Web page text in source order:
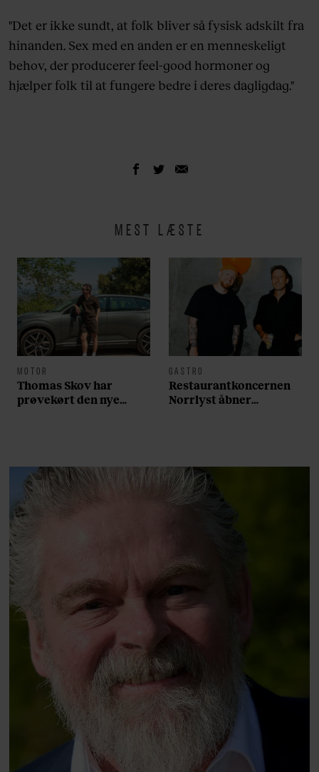
"Det er ikke sundt, at folk bliver så fysisk adskilt fra
hinanden. Sex med en anden er en menneskeligt
behov, der producerer feel-good hormoner og
hjælper folk til at fungere bedre i deres dagligdag."
MEST LÆSTE
MOTOR
Thomas Skov har
prøvekørt den nye
GASTRO
Restaurantkoncernen
Norrlyst åbner